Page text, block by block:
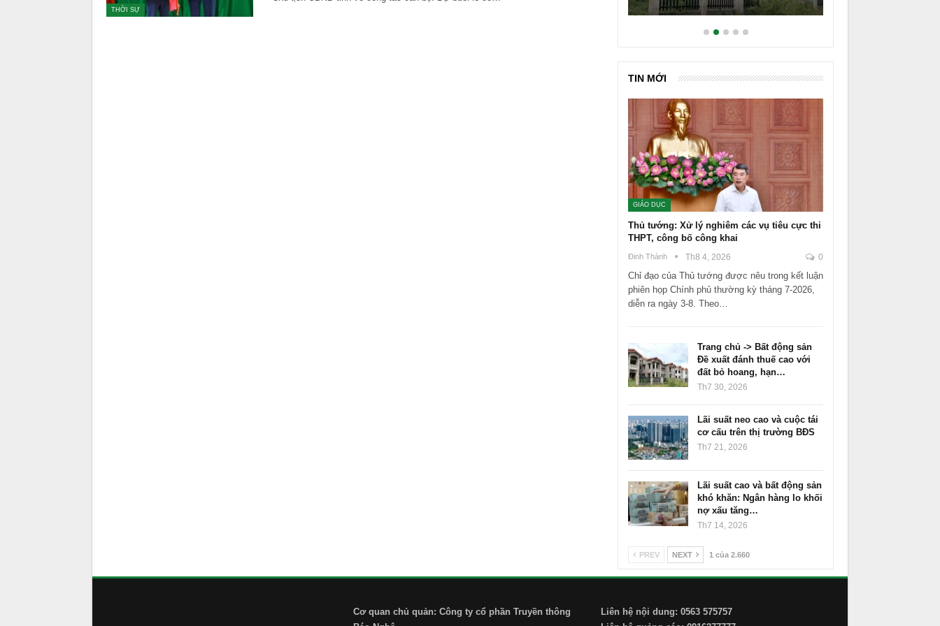
THỜI SỰ
TIN MỚI
GIÁO DỤC
Thủ tướng: Xử lý nghiêm các vụ tiêu cực thi
THPT, công bố công khai
Đinh Thành Th8 4, 2026 0
Chỉ đạo của Thủ tướng được nêu trong kết luận
phiên họp Chính phủ thường kỳ tháng 7-2026,
diễn ra ngày 3-8. Theo…
Trang chủ -> Bất động sản
Đề xuất đánh thuế cao với
đất bỏ hoang, hạn…
Th7 30, 2026
Lãi suất neo cao và cuộc tái
cơ cấu trên thị trường BĐS
Th7 21, 2026
Lãi suất cao và bất động sản
khó khăn: Ngân hàng lo khối
nợ xấu tăng…
Th7 14, 2026
PREV NEXT 1 của 2.660
Cơ quan chủ quản: Công ty cổ phần Truyền thông
Liên hệ nội dung: 0563 575757